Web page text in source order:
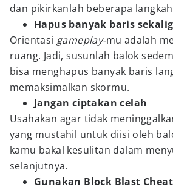
dan pikirkanlah beberapa
Hapus banyak baris
Orientasi gameplay-mu adalah
ruang. Jadi, susunlah balok
bisa menghapus banyak baris
memaksimalkan skormu.
Jangan ciptakan celah
Usahakan agar tidak
yang mustahil untuk diisi oleh
kamu bakal kesulitan dalam
selanjutnya.
Gunakan Block Blast